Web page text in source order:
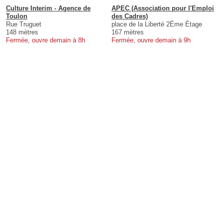
Culture Interim - Agence de
Toulon
Rue Truguet
148 mètres
Fermée, ouvre demain à 8h
APEC (Association pour l'Emploi
des Cadres)
place de la Liberté 2Éme Étage
167 mètres
Fermée, ouvre demain à 9h